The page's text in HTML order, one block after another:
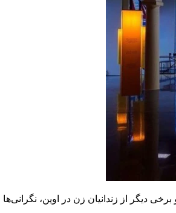
از زندانیان زن در اوین، نگرانی‌ها